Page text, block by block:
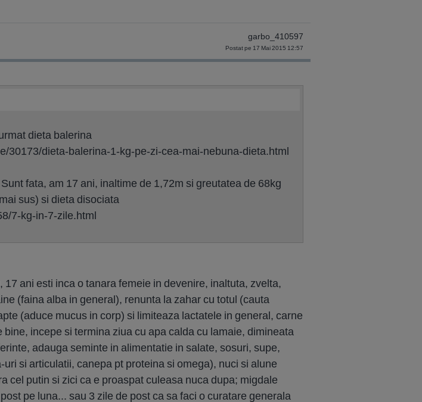
garbo_410597
Postat pe 17 Mai 2015 12:57
dieta balerina
30173/dieta-balerina-1-kg-pe-zi-cea-mai-nebuna-dieta.html
fata, am 17 ani, inaltime de 1,72m si greutatea de 68kg
sus) si dieta disociata
7-kg-in-7-zile.html
ani esti inca o tanara femeie in devenire, inaltuta, zvelta,
(faina alba in general), renunta la zahar cu totul (cauta
(aduce mucus in corp) si limiteaza lactatele in general, carne
incepe si termina ziua cu apa calda cu lamaie, dimineata
adauga seminte in alimentatie in salate, sosuri, supe,
si articulatii, canepa pt proteina si omega), nuci si alune
cel putin si zici ca e proaspat culeasa nuca dupa; migdale
pe luna... sau 3 zile de post ca sa faci o curatare generala